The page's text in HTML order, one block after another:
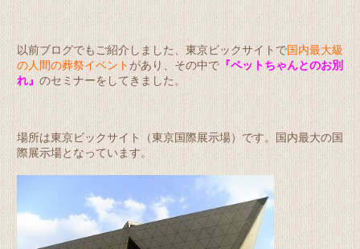
以前ブログでもご紹介しました、東京ビックサイトで国内最大級
の人間の葬祭イベント があり、その中で 『ペットちゃんとのお別
れ』のセミナーをしてきました。
場所は東京ビックサイト（東京国際展示場）です。国内最大の国
際展示場となっています。